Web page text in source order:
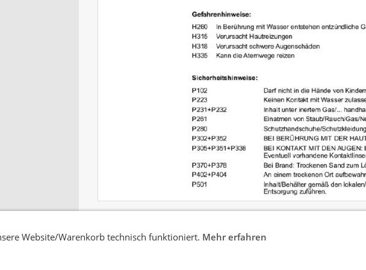
rechtliche Vorabinformationen Sicherheitsdatenblatt Datenschutz
Website/Warenkorb technisch funktioniert. Mehr erfahren